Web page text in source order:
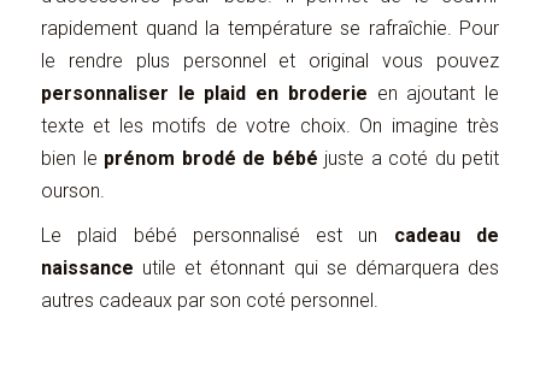
rapidement quand la température se rafraîchie. Pour
le rendre plus personnel et original vous pouvez
personnaliser le plaid en broderie en ajoutant le
texte et les motifs de votre choix. On imagine très
bien le prénom brodé de bébé juste a coté du petit
ourson.
Le plaid bébé personnalisé est un cadeau de
naissance utile et étonnant qui se démarquera des
autres cadeaux par son coté personnel.